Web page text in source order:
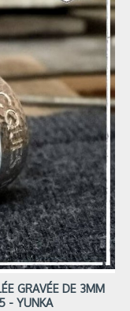
GRAVÉE DE 3MM
- YUNKA